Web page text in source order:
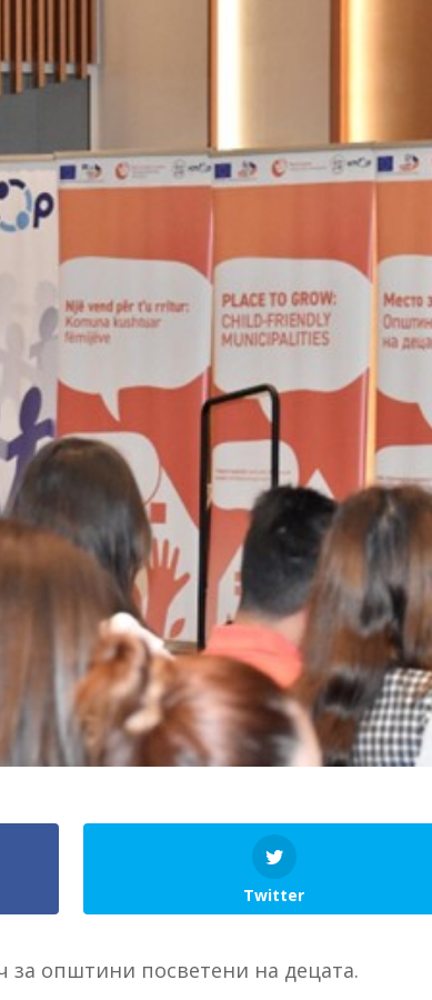
Twitter
за општини посветени на децата.